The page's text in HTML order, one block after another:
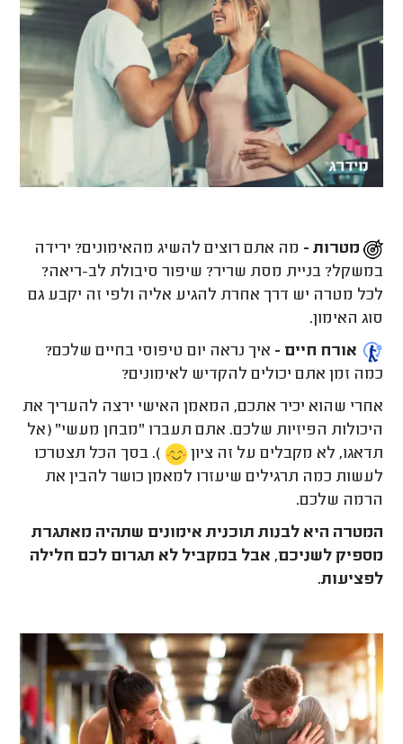
מטרות - מה אתם רוצים להשיג מהאימונים? ירידה
במשקל? בניית מסת שריר? שיפור סיבולת לב-ריאה?
לכל מטרה יש דרך אחרת להגיע אליה ולפי זה יקבע גם
סוג האימון.
אורח חיים - איך נראה יום טיפוסי בחיים שלכם?
כמה זמן אתם יכולים להקדיש לאימונים?
אחרי שהוא יכיר אתכם, המאמן האישי ירצה להעריך את
היכולות הפיזיות שלכם. אתם תעברו "מבחן מעשי" (אל
תדאגו, לא מקבלים על זה ציון
). בסך הכל תצטרכו
לעשות כמה תרגילים שיעזרו למאמן כושר להבין את
הרמה שלכם.
המטרה היא לבנות תוכנית אימונים שתהיה מאתגרת
מספיק לשניכם, אבל במקביל לא תגרום לכם חלילה
לפציעות.